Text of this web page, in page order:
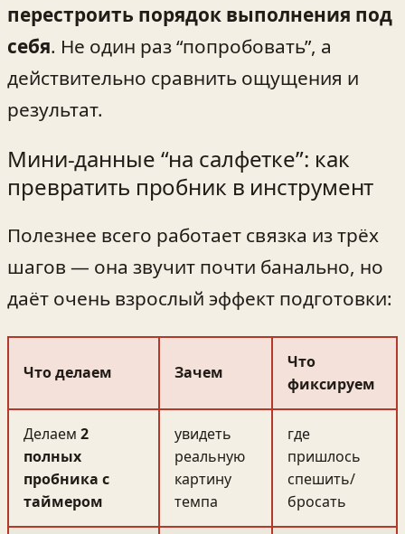
перестроить порядок выполнения под
себя. Не один раз “попробовать”, а
действительно сравнить ощущения и
результат.
Мини‑данные “на салфетке”: как
превратить пробник в инструмент
Полезнее всего работает связка из трёх
шагов — она звучит почти банально, но
даёт очень взрослый эффект подготовки:
Что делаем Зачем
Что
фиксируем
Делаем 2
полных
пробника с
таймером
увидеть
реальную
картину
темпа
где
пришлось
спешить/
бросать